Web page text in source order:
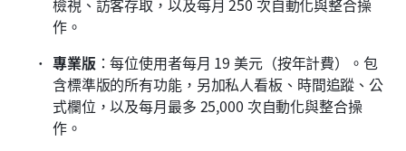
檢視、訪客存取，以及每月 250 次自動化與整合操
作。
專業版 ：每位使用者每月 19 美元（按年計費）。包
含標準版的所有功能，另加私人看板、時間追蹤、公
式欄位，以及每月最多 25,000 次自動化與整合操
作。